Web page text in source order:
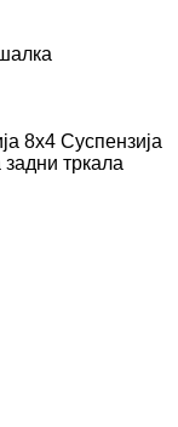
8x4 Суспензија
тркала